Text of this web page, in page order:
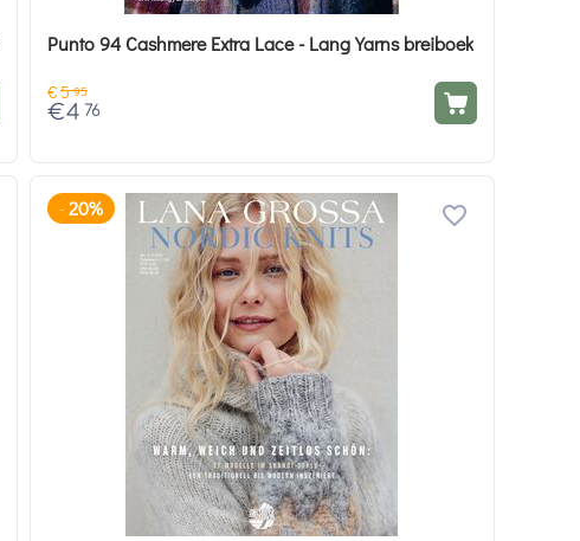
Punto 94 Cashmere Extra Lace - Lang Yarns breiboek
€5 95
€4 76
- 20%